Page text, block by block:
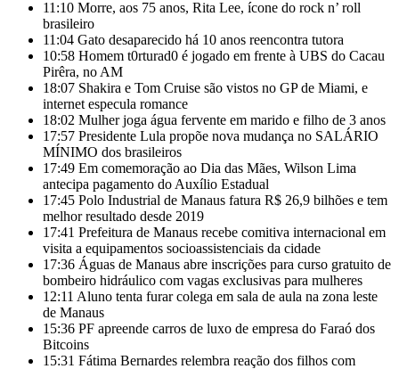
11:10 Morre, aos 75 anos, Rita Lee, ícone do rock n’ roll
brasileiro
11:04 Gato desaparecido há 10 anos reencontra tutora
10:58 Homem t0rturad0 é jogado em frente à UBS do Cacau
Pirêra, no AM
18:07 Shakira e Tom Cruise são vistos no GP de Miami, e
internet especula romance
18:02 Mulher joga água fervente em marido e filho de 3 anos
17:57 Presidente Lula propõe nova mudança no SALÁRIO
MÍNIMO dos brasileiros
17:49 Em comemoração ao Dia das Mães, Wilson Lima
antecipa pagamento do Auxílio Estadual
17:45 Polo Industrial de Manaus fatura R$ 26,9 bilhões e tem
melhor resultado desde 2019
17:41 Prefeitura de Manaus recebe comitiva internacional em
visita a equipamentos socioassistenciais da cidade
17:36 Águas de Manaus abre inscrições para curso gratuito de
bombeiro hidráulico com vagas exclusivas para mulheres
12:11 Aluno tenta furar colega em sala de aula na zona leste
de Manaus
15:36 PF apreende carros de luxo de empresa do Faraó dos
Bitcoins
15:31 Fátima Bernardes relembra reação dos filhos com